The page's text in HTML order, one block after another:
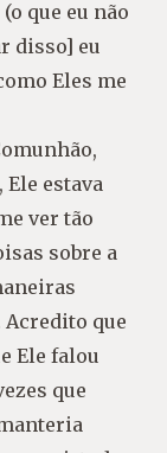
que eu não
disso] eu
Eles me
estava
ver tão
sobre a
que
Ele falou
que